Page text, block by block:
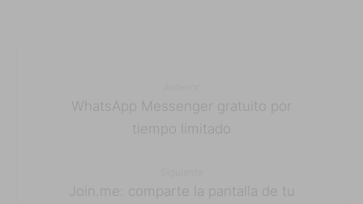
WhatsApp Messenger gratuito por
tiempo limitado
Join.me: comparte la pantalla de tu